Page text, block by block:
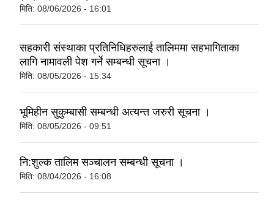
मिति: 08/06/2026 - 16:01
सहकारी संस्थाका प्रतिनिधिहरुलाई तालिममा सहभागिताका
लागि नामावली पेश गर्ने सम्बन्धी सूचना ।
मिति: 08/05/2026 - 15:34
भूमिहीन सुकुम्बासी सम्बन्धी अत्यन्त जरुरी सूचना ।
मिति: 08/05/2026 - 09:51
नि:शुल्क तालिम सञ्चालन सम्बन्धी सूचना ।
मिति: 08/04/2026 - 16:08